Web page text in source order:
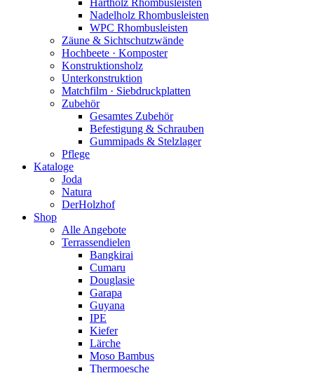
Hartholz Rhombusleisten
Nadelholz Rhombusleisten
WPC Rhombusleisten
Zäune & Sichtschutzwände
Hochbeete · Komposter
Konstruktionsholz
Unterkonstruktion
Matchfilm · Siebdruckplatten
Zubehör
Gesamtes Zubehör
Befestigung & Schrauben
Gummipads & Stelzlager
Pflege
Kataloge
Joda
Natura
DerHolzhof
Shop
Alle Angebote
Terrassendielen
Bangkirai
Cumaru
Douglasie
Garapa
Guyana
IPE
Kiefer
Lärche
Moso Bambus
Thermoesche